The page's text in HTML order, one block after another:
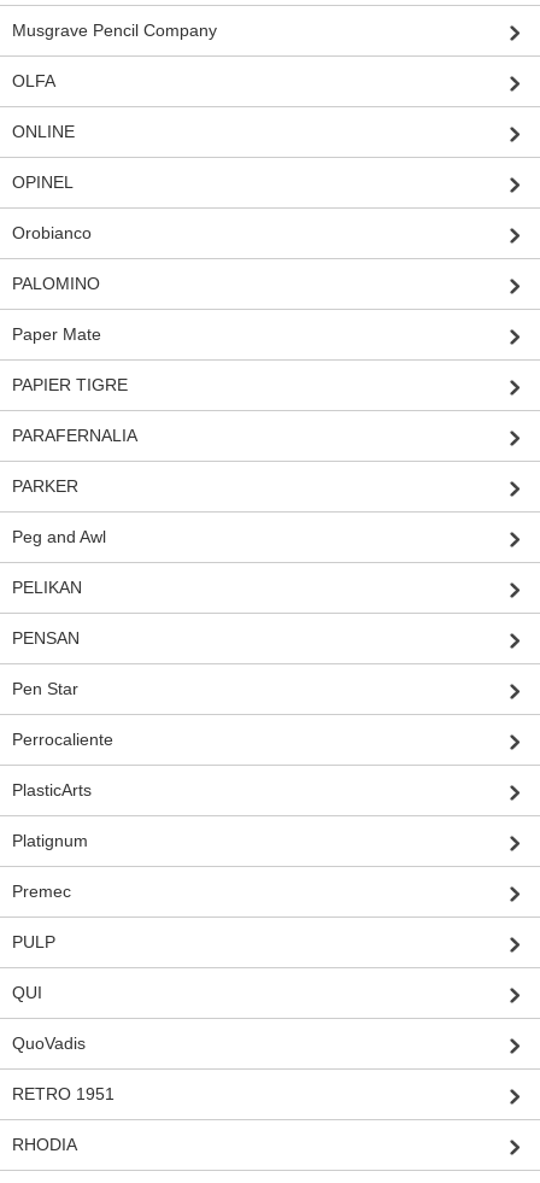
Musgrave Pencil Company
OLFA
ONLINE
OPINEL
Orobianco
PALOMINO
Paper Mate
PAPIER TIGRE
PARAFERNALIA
PARKER
Peg and Awl
PELIKAN
PENSAN
Pen Star
Perrocaliente
PlasticArts
Platignum
Premec
PULP
QUI
QuoVadis
RETRO 1951
RHODIA